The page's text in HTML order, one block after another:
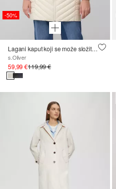
-50%
Lagani kaput koji se može složiti s dvosmjernim patentnim zatvaračem i odvojivom kapuljačom
s.Oliver
59,99 €119,99 €